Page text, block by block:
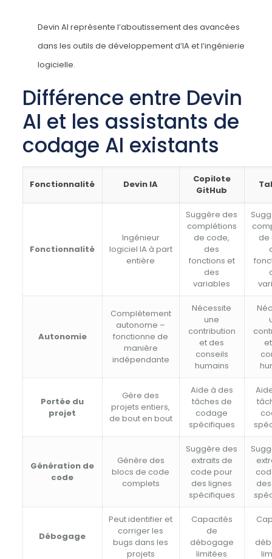
Devin AI représente l’aboutissement des avancées
dans les outils de développement d’IA et l’ingénierie
logicielle.
Différence entre Devin
AI et les assistants de
codage AI existants
Fonctionnalité Devin IA
Copilote
GitHub
Fonctionnalité
Ingénieur
logiciel IA à part
entière
Suggère des
complétions
de code,
des
fonctions et
des
variables
de
Autonomie
Complètement
autonome –
fonctionne de
manière
indépendante
Nécessite
une
contribution
et des
conseils
humains
Portée du
projet
Gère des
projets entiers,
de bout en bout
Aide à des
tâches de
codage
spécifiques
Génération de
code
Génère des
blocs de code
complets
Suggère des
extraits de
code pour
des lignes
spécifiques
Débogage
Peut identifier et
corriger les
bugs dans les
projets
Capacités
de
débogage
limitées